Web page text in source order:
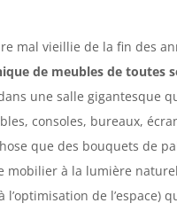
mal vieillie de la fin des
de meubles de toutes
une salle gigantesque
consoles, bureaux,
que des bouquets de
mobilier à la lumière
de l’espace)